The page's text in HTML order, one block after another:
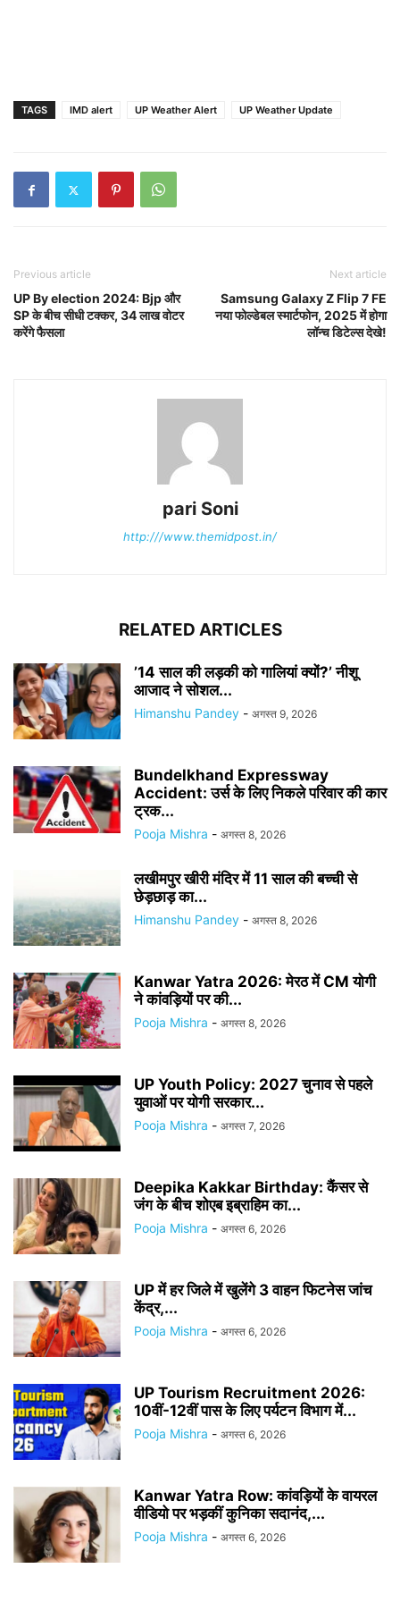
TAGS IMD alert UP Weather Alert UP Weather Update
Previous article
UP By election 2024: Bjp और
SP के बीच सीधी टक्कर, 34 लाख वोटर
करेंगे फैसला
Next article
Samsung Galaxy Z Flip 7 FE
नया फोल्डेबल स्मार्टफोन, 2025 में होगा
लॉन्च डिटेल्स देखे!
pari Soni
http:///www.themidpost.in/
RELATED ARTICLES
’14 साल की लड़की को गालियां क्यों?’ नीशू
आजाद ने सोशल...
Himanshu Pandey - अगस्त 9, 2026
Bundelkhand Expressway
Accident: उर्स के लिए निकले परिवार की कार
ट्रक...
Pooja Mishra - अगस्त 8, 2026
लखीमपुर खीरी मंदिर में 11 साल की बच्ची से
छेड़छाड़ का...
Himanshu Pandey - अगस्त 8, 2026
Kanwar Yatra 2026: मेरठ में CM योगी
ने कांवड़ियों पर की...
Pooja Mishra - अगस्त 8, 2026
UP Youth Policy: 2027 चुनाव से पहले
युवाओं पर योगी सरकार...
Pooja Mishra - अगस्त 7, 2026
Deepika Kakkar Birthday: कैंसर से
जंग के बीच शोएब इब्राहिम का...
Pooja Mishra - अगस्त 6, 2026
UP में हर जिले में खुलेंगे 3 वाहन फिटनेस जांच
केंद्र,...
Pooja Mishra - अगस्त 6, 2026
UP Tourism Recruitment 2026:
10वीं-12वीं पास के लिए पर्यटन विभाग में...
Pooja Mishra - अगस्त 6, 2026
Kanwar Yatra Row: कांवड़ियों के वायरल
वीडियो पर भड़कीं कुनिका सदानंद,...
Pooja Mishra - अगस्त 6, 2026